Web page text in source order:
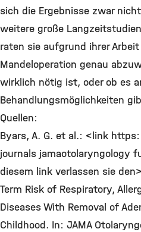
sich die Ergebnisse zwar
weitere große
raten sie aufgrund ihrer
Mandeloperation genau
wirklich nötig ist, oder ob es
Behandlungsmöglichkeiten
Quellen:
Byars, A. G. et al.: <link
journals jamaotolaryngology
diesem link verlassen sie
Term Risk of Respiratory,
Diseases With Removal of
Childhood. In: JAMA